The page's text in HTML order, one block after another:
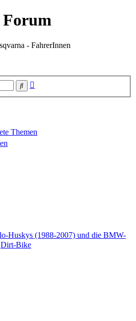
Forum
- FahrerInnen
Suche
Themen
Huskys (1988-2007) und die BMW-
Dirt-Bike